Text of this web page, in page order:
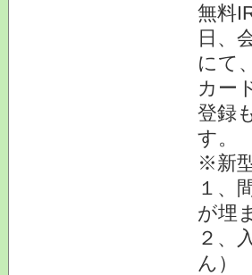
無料
日、
にて
カー
登録
す。
※新
１、
が埋
２、
ん）